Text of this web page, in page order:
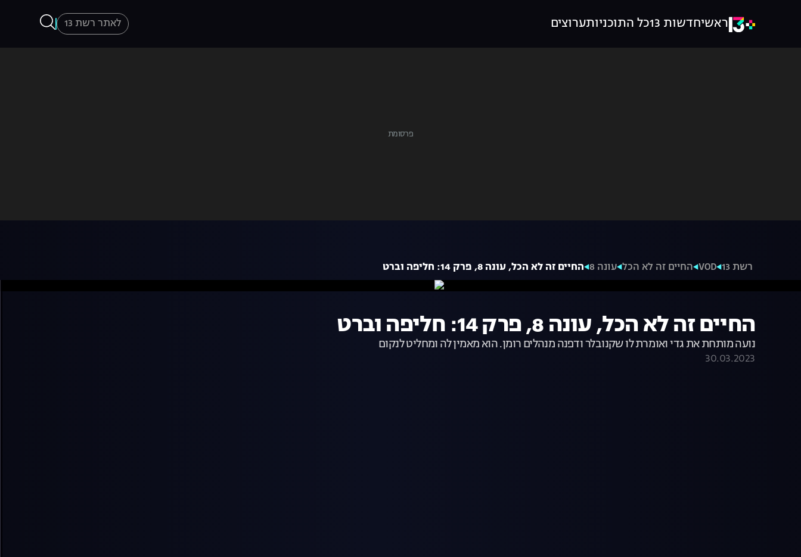
ראשיחדשות 13 כל התוכניותערוצים לאתר רשת 13
רשת 13 VOD החיים זה לא הכל עונה 8 החיים זה לא הכל, עונה 8, פרק 14: חליפה וברט
החיים זה לא הכל, עונה 8, פרק 14: חליפה וברט
נועה מותחת את גדי ואומרת לו שקנובלר ודפנה מנהלים רומן. הוא מאמין לה ומחליט לנקום
30.03.2023